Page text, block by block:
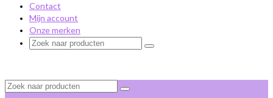
Contact
Mijn account
Onze merken
Zoek
Zoek